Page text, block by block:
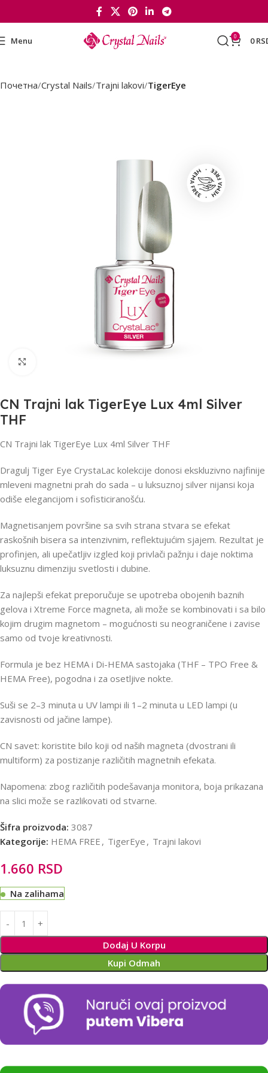
Menu 0 0
Почетна Crystal Nails Trajni lakovi TigerEye
CN Trajni lak TigerEye Lux 4ml Silver
THF
CN Trajni lak TigerEye Lux 4ml Silver THF
Dragulj Tiger Eye CrystaLac kolekcije donosi ekskluzivno najfinije
mleveni magnetni prah do sada – u luksuznoj silver nijansi koja
odiše elegancijom i sofisticiranošću.
Magnetisanjem površine sa svih strana stvara se efekat
raskošnih bisera sa intenzivnim, reflektujućim sjajem. Rezultat je
profinjen, ali upečatljiv izgled koji privlači pažnju i daje noktima
luksuznu dimenziju svetlosti i dubine.
Za najlepši efekat preporučuje se upotreba obojenih baznih
gelova i Xtreme Force magneta, ali može se kombinovati i sa bilo
kojim drugim magnetom – mogućnosti su neograničene i zavise
samo od tvoje kreativnosti.
Formula je bez HEMA i Di-HEMA sastojaka (THF – TPO Free &
HEMA Free), pogodna i za osetljive nokte.
Suši se 2–3 minuta u UV lampi ili 1–2 minuta u LED lampi (u
zavisnosti od jačine lampe).
CN savet: koristite bilo koji od naših magneta (dvostrani ili
multiform) za postizanje različitih magnetnih efekata.
Napomena: zbog različitih podešavanja monitora, boja prikazana
na slici može se razlikovati od stvarne.
Šifra proizvoda: 3087
Kategorije: HEMA FREE , TigerEye , Trajni lakovi
1.660 RSD
Na zalihama
Dodaj U Korpu
Kupi Odmah
Alternative: